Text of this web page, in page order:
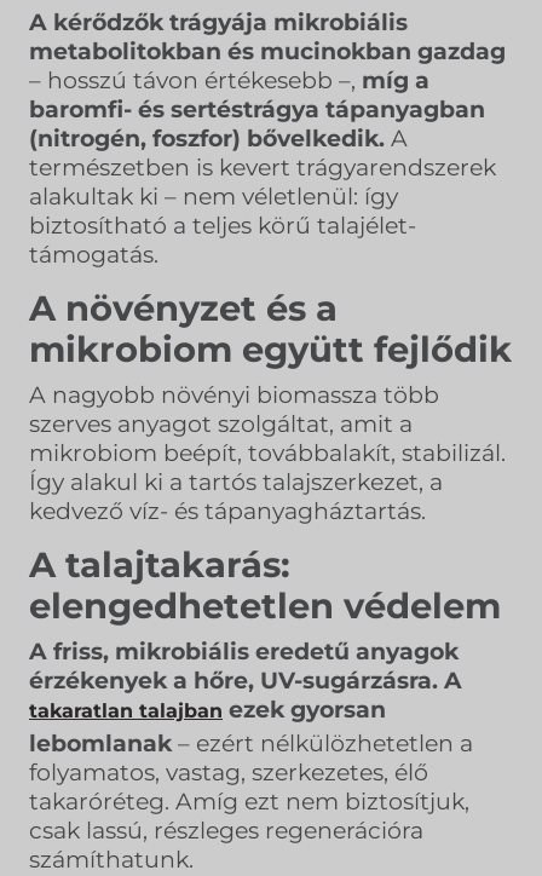
A kérődzők trágyája mikrobiális
metabolitokban és mucinokban gazdag
– hosszú távon értékesebb –, míg a
baromfi- és sertéstrágya tápanyagban
(nitrogén, foszfor) bővelkedik. A
természetben is kevert trágyarendszerek
alakultak ki – nem véletlenül: így
biztosítható a teljes körű talajélet-
támogatás.
A növényzet és a
mikrobiom együtt fejlődik
A nagyobb növényi biomassza több
szerves anyagot szolgáltat, amit a
mikrobiom beépít, továbbalakít, stabilizál.
Így alakul ki a tartós talajszerkezet, a
kedvező víz- és tápanyagháztartás.
A talajtakarás:
elengedhetetlen védelem
A friss, mikrobiális eredetű anyagok
érzékenyek a hőre, UV-sugárzásra. A
takaratlan talajban ezek gyorsan
lebomlanak– ezért nélkülözhetetlen a
folyamatos, vastag, szerkezetes, élő
takaróréteg. Amíg ezt nem biztosítjuk,
csak lassú, részleges regenerációra
számíthatunk.